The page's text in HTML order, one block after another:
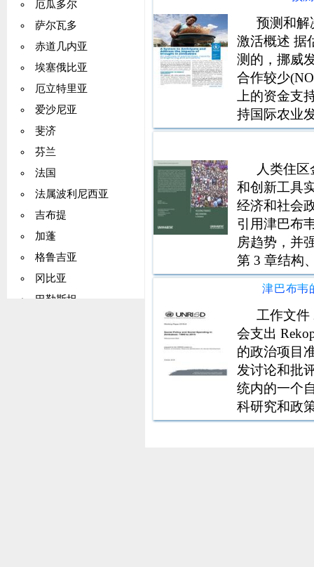
厄瓜多尔
萨尔瓦多
赤道几内亚
埃塞俄比亚
厄立特里亚
爱沙尼亚
斐济
芬兰
法国
法属波利尼西亚
吉布提
加蓬
格鲁吉亚
冈比亚
巴勒斯坦
预测和解
激活概述 据
测的，挪威
合作较少
上的资金支
持国际农业
预期行动计
人类住
和创新工具
经济和社会
引用津巴布
房趋势，并
第 3 章结构
与住房金融
寻求住房者
现有的信贷
工作文件
会支出
的政治项目
发讨论和批
统内的一个
科研究和政
包容和正义